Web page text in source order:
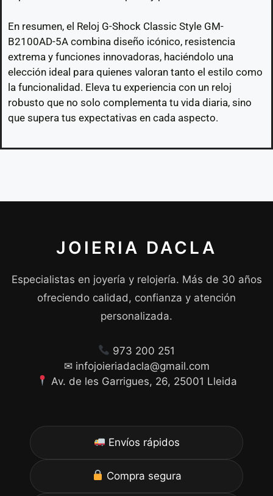
En resumen, el Reloj G-Shock Classic Style GM-
B2100AD-5A combina diseño icónico, resistencia
extrema y funciones innovadoras, haciéndolo una
elección ideal para quienes valoran tanto el estilo como
la funcionalidad. Eleva tu experiencia con un reloj
robusto que no solo complementa tu vida diaria, sino
que supera tus expectativas en cada aspecto.
JOIERIA DACLA
Especialistas en joyería y relojería. Más de 30 años
ofreciendo calidad, confianza y atención
personalizada.
973 200 251
✉ infojoieriadacla@gmail.com
Av. de les Garrigues, 26, 25001 Lleida
Envíos rápidos
Compra segura